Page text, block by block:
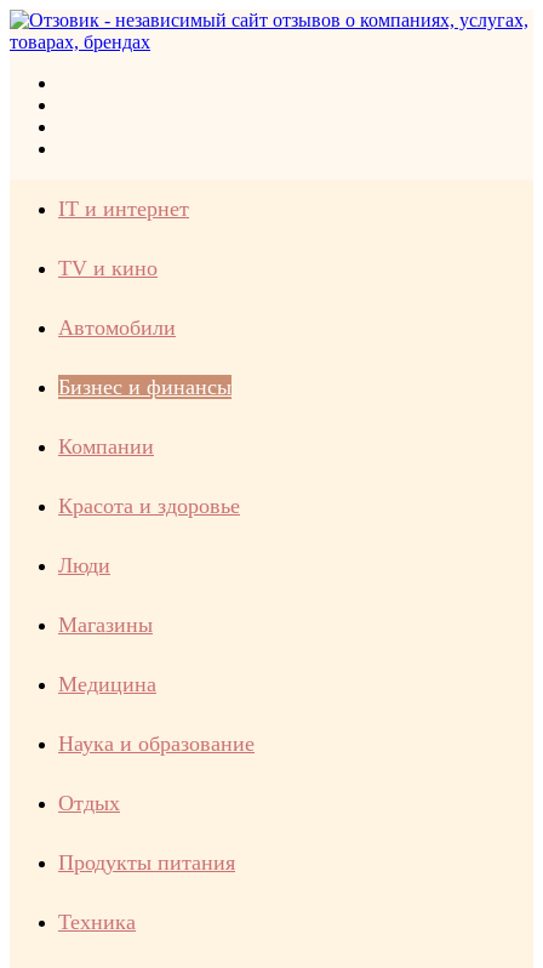
IT и интернет
TV и кино
Автомобили
Бизнес и финансы
Компании
Красота и здоровье
Люди
Магазины
Медицина
Наука и образование
Отдых
Продукты питания
Техника